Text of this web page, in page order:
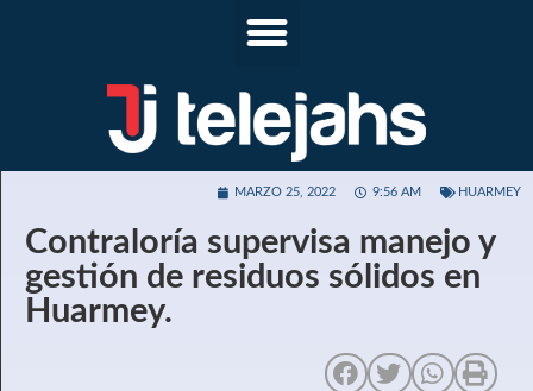
MARZO 25, 2022 9:56 AM HUARMEY
Contraloría supervisa manejo y
gestión de residuos sólidos en
Huarmey.